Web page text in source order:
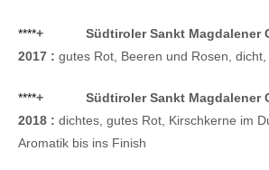
****+
Südtiroler Sankt Magdalener
2017 : gutes Rot, Beeren und Rosen,
****+
Südtiroler Sankt Magdalener
2018 : dichtes, gutes Rot, Kirschkerne im
Aromatik bis ins Finish